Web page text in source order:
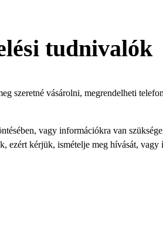
tudnivalók
szeretné vásárolni, megrendelheti
vagy információkra van
ezért kérjük, ismételje meg hívását, vagy